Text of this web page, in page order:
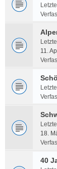
11.
18.
40